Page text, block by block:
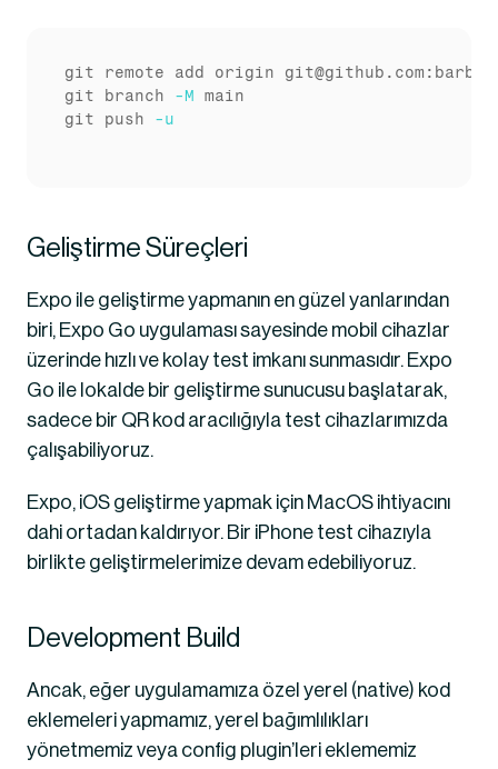
git remote add origin git
git branch -M
git push -u
Geliştirme Süreçleri
Expo ile geliştirme yapmanın en güzel yanlarından
biri, Expo Go uygulaması sayesinde mobil cihazlar
üzerinde hızlı ve kolay test imkanı sunmasıdır. Expo
Go ile lokalde bir geliştirme sunucusu başlatarak,
sadece bir QR kod aracılığıyla test cihazlarımızda
çalışabiliyoruz.
Expo, iOS geliştirme yapmak için MacOS ihtiyacını
dahi ortadan kaldırıyor. Bir iPhone test cihazıyla
birlikte geliştirmelerimize devam edebiliyoruz.
Development Build
Ancak, eğer uygulamamıza özel yerel (native) kod
eklemeleri yapmamız, yerel bağımlılıkları
yönetmemiz veya config plugin’leri eklememiz